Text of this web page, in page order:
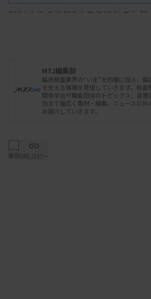
1997年からほぼ5年ごとに新しいロ
に有効期限を迎えるため、供給を途
めには来年度にも次期ロットの作
がある。
MTJ編集部
臨床検査業界の“いま”を的確に捉え、臨
を支える情報を発信していきます。検査
関係学会や職能団体のトピックス、装
向まで幅広く取材・編集。ニュース以外
お届けしていきます。
保存URLコピー